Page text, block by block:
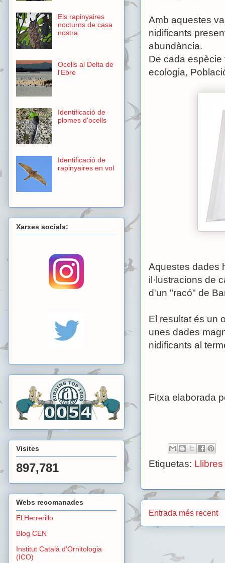
Amb aquestes
nidificants
abundància.
De cada espècie
ecologia,
Aquestes dades
il·lustracions de
d'un "racó" de
El resultat és un
unes dades
nidificants al
Fitxa elaborada
Etiquetas:
Entrada més recent
Els rapinyaires
nocturns de casa
nostra
Ocells al Delta de
l'Ebre
Identificació de
plomes d'ocells
Identificació de
rapinyaires en vol
Xarxes socials:
Visites
897,781
Webs recomanades
El Herrerillo
Blog CEN
Institut Català d'Ornitologia
(ICO)